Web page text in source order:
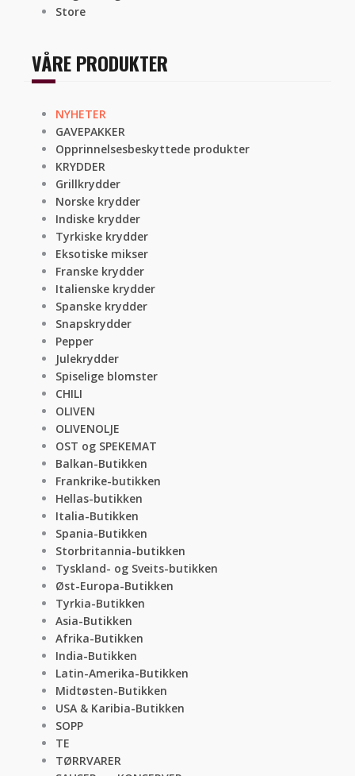
Store
VÅRE PRODUKTER
NYHETER
GAVEPAKKER
Opprinnelsesbeskyttede produkter
KRYDDER
Grillkrydder
Norske krydder
Indiske krydder
Tyrkiske krydder
Eksotiske mikser
Franske krydder
Italienske krydder
Spanske krydder
Snapskrydder
Pepper
Julekrydder
Spiselige blomster
CHILI
OLIVEN
OLIVENOLJE
OST og SPEKEMAT
Balkan-Butikken
Frankrike-butikken
Hellas-butikken
Italia-Butikken
Spania-Butikken
Storbritannia-butikken
Tyskland- og Sveits-butikken
Øst-Europa-Butikken
Tyrkia-Butikken
Asia-Butikken
Afrika-Butikken
India-Butikken
Latin-Amerika-Butikken
Midtøsten-Butikken
USA & Karibia-Butikken
SOPP
TE
TØRRVARER